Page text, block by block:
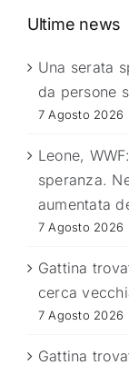
Ultime news
Una serata
da persone
7 Agosto 2026
Leone,
speranza.
aumentata
7 Agosto 2026
Gattina
cerca
7 Agosto 2026
Gattina